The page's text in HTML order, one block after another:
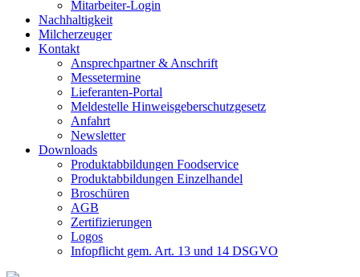
Mitarbeiter-Login
Nachhaltigkeit
Milcherzeuger
Kontakt
Ansprechpartner & Anschrift
Messetermine
Lieferanten-Portal
Meldestelle Hinweisgeberschutzgesetz
Anfahrt
Newsletter
Downloads
Produktabbildungen Foodservice
Produktabbildungen Einzelhandel
Broschüren
AGB
Zertifizierungen
Logos
Infopflicht gem. Art. 13 und 14 DSGVO